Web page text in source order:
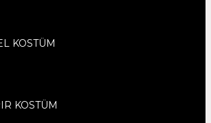
KOSTÜM
KOSTÜM